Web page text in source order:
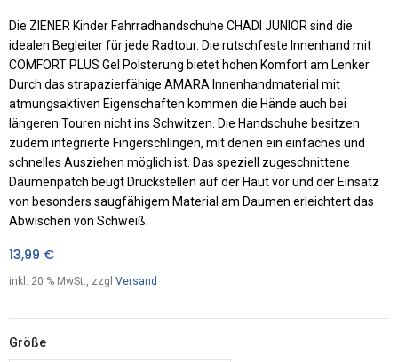
Die ZIENER Kinder Fahrradhandschuhe CHADI JUNIOR sind die
idealen Begleiter für jede Radtour. Die rutschfeste Innenhand mit
COMFORT PLUS Gel Polsterung bietet hohen Komfort am Lenker.
Durch das strapazierfähige AMARA Innenhandmaterial mit
atmungsaktiven Eigenschaften kommen die Hände auch bei
längeren Touren nicht ins Schwitzen. Die Handschuhe besitzen
zudem integrierte Fingerschlingen, mit denen ein einfaches und
schnelles Ausziehen möglich ist. Das speziell zugeschnittene
Daumenpatch beugt Druckstellen auf der Haut vor und der Einsatz
von besonders saugfähigem Material am Daumen erleichtert das
Abwischen von Schweiß.
13,99 €
inkl. 20 % MwSt., zzgl Versand
Größe